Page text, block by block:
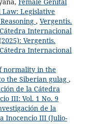
Female Genital
Legislative
, Vergentis.
Internacional
Vergentis.
Internacional
normality in the
the Siberian gulag ,
de la Cátedra
III: Vol. 1 No. 9
de la
Inocencio III (Julio-